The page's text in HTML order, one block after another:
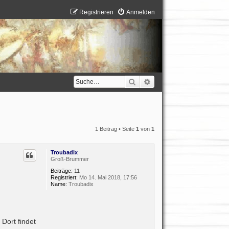
Anmelden
Registrieren
Suche
1 Beitrag • Seite 1 von 1
Troubadix
Groß-Brummer
Beiträge: 11
Registriert: Mo 14. Mai 2018, 17:56
Name: Troubadix
findet